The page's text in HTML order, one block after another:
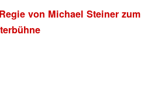
von Michael Steiner zum